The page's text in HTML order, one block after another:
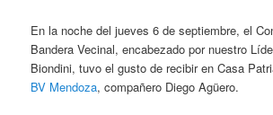
En la noche del jueves 6 de septiembre, el
Bandera Vecinal, encabezado por nuestro
Biondini, tuvo el gusto de recibir en Casa
BV Mendoza, compañero Diego Agüero.